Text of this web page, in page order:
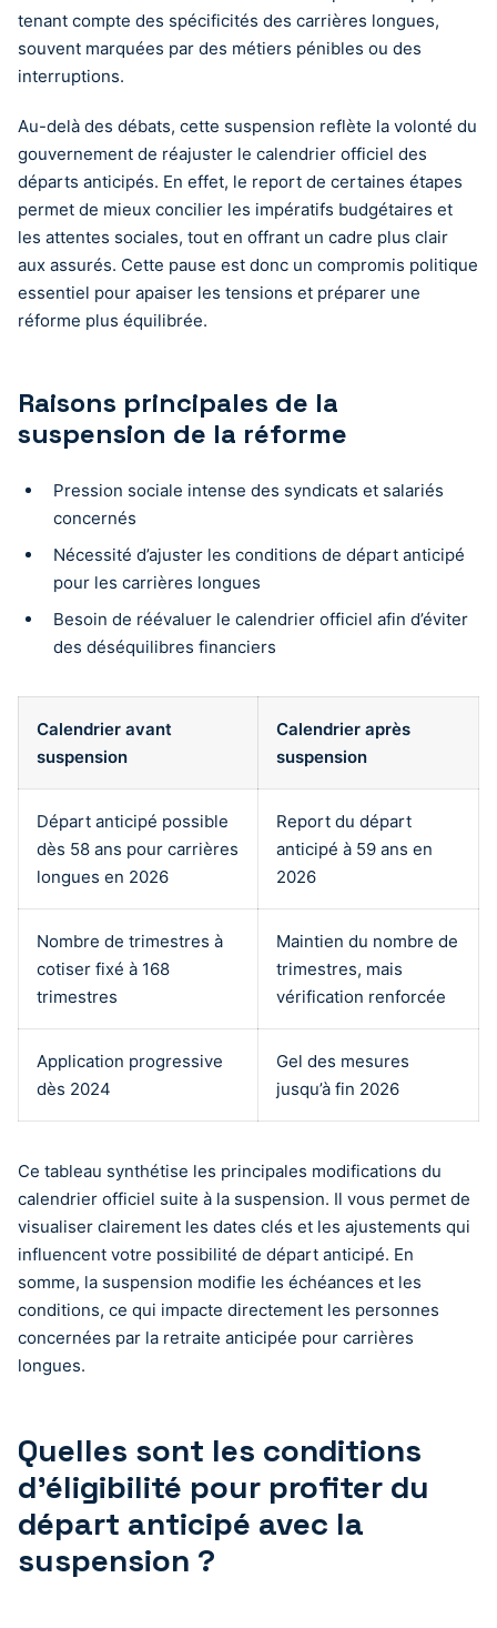
tenant compte des spécificités des carrières longues,
souvent marquées par des métiers pénibles ou des
interruptions.
Au-delà des débats, cette suspension reflète la volonté du
gouvernement de réajuster le calendrier officiel des
départs anticipés. En effet, le report de certaines étapes
permet de mieux concilier les impératifs budgétaires et
les attentes sociales, tout en offrant un cadre plus clair
aux assurés. Cette pause est donc un compromis politique
essentiel pour apaiser les tensions et préparer une
réforme plus équilibrée.
Raisons principales de la
suspension de la réforme
Pression sociale intense des syndicats et salariés
concernés
Nécessité d’ajuster les conditions de départ anticipé
pour les carrières longues
Besoin de réévaluer le calendrier officiel afin d’éviter
des déséquilibres financiers
Calendrier avant
suspension
Calendrier après
suspension
Départ anticipé possible
dès 58 ans pour carrières
longues en 2026
Report du départ
anticipé à 59 ans en
2026
Nombre de trimestres à
cotiser fixé à 168
trimestres
Maintien du nombre de
trimestres, mais
vérification renforcée
Application progressive
dès 2024
Gel des mesures
jusqu’à fin 2026
Ce tableau synthétise les principales modifications du
calendrier officiel suite à la suspension. Il vous permet de
visualiser clairement les dates clés et les ajustements qui
influencent votre possibilité de départ anticipé. En
somme, la suspension modifie les échéances et les
conditions, ce qui impacte directement les personnes
concernées par la retraite anticipée pour carrières
longues.
Quelles sont les conditions
d’éligibilité pour profiter du
départ anticipé avec la
suspension ?